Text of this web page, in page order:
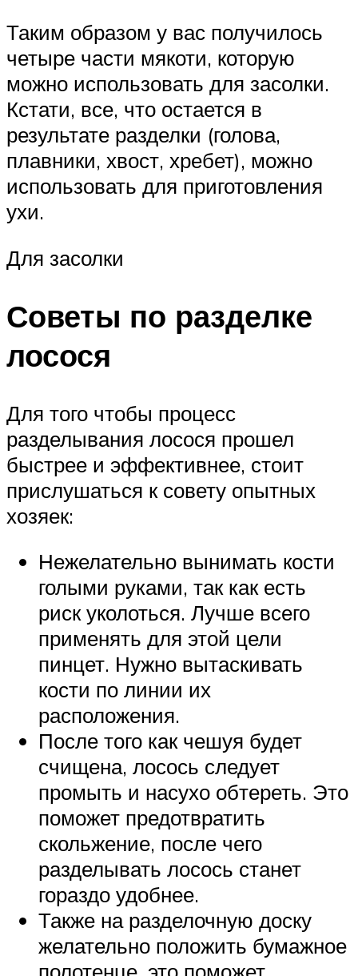
Таким образом у вас получилось
четыре части мякоти, которую
можно использовать для засолки.
Кстати, все, что остается в
результате разделки (голова,
плавники, хвост, хребет), можно
использовать для приготовления
ухи.
Для засолки
Советы по разделке
лосося
Для того чтобы процесс
разделывания лосося прошел
быстрее и эффективнее, стоит
прислушаться к совету опытных
хозяек:
Нежелательно вынимать кости
голыми руками, так как есть
риск уколоться. Лучше всего
применять для этой цели
пинцет. Нужно вытаскивать
кости по линии их
расположения.
После того как чешуя будет
счищена, лосось следует
промыть и насухо обтереть. Это
поможет предотвратить
скольжение, после чего
разделывать лосось станет
гораздо удобнее.
Также на разделочную доску
желательно положить бумажное